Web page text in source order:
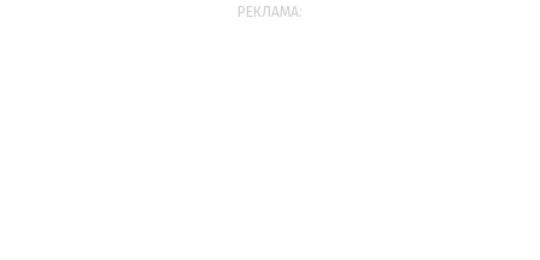
РЕКЛАМА: